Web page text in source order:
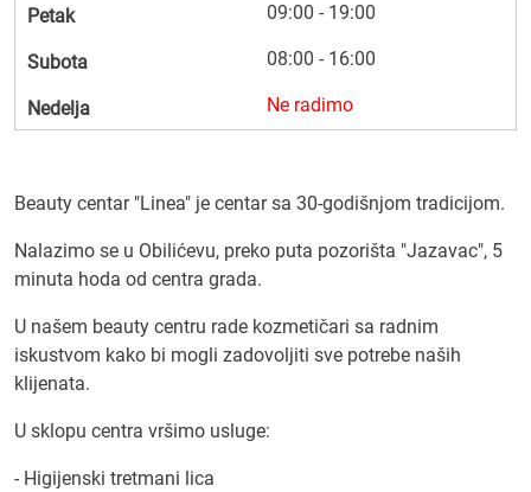
Beauty centar "Linea" je centar sa 30-godišnjom tradicijom.
Nalazimo se u Obilićevu, preko puta pozorišta "Jazavac", 5
minuta hoda od centra grada.
U našem beauty centru rade kozmetičari sa radnim
iskustvom kako bi mogli zadovoljiti sve potrebe naših
klijenata.
U sklopu centra vršimo usluge:
- Higijenski tretmani lica
Petak 09:00 - 19:00
Subota 08:00 - 16:00
Nedelja Ne radimo